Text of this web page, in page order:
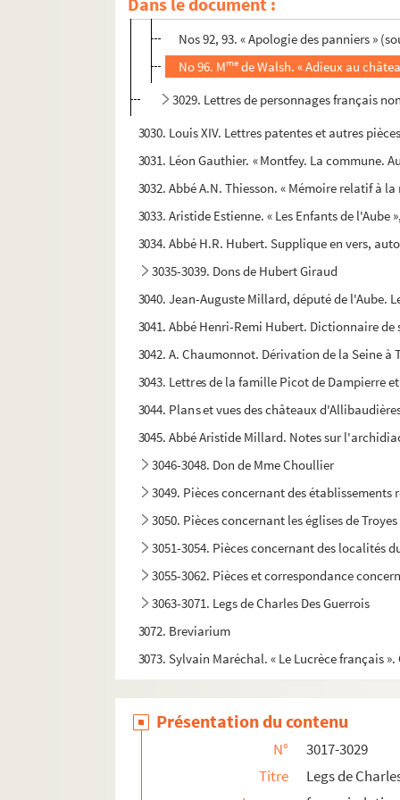
No 91. Pasquinade contre Henri IV et
Nos 92, 93. « Apologie des panniers »
No 96. Mme de Walsh. « Adieux au
3029. Lettres de personnages français
3030. Louis XIV. Lettres patentes et autres
3031. Léon Gauthier. « Montfey. La commune.
3032. Abbé A.N. Thiesson. « Mémoire relatif à
3033. Aristide Estienne. « Les Enfants de l'Aube
3034. Abbé H.R. Hubert. Supplique en vers,
3035-3039. Dons de Hubert Giraud
3040. Jean-Auguste Millard, député de l'Aube.
3041. Abbé Henri-Remi Hubert. Dictionnaire
3042. A. Chaumonnot. Dérivation de la Seine à
3043. Lettres de la famille Picot de Dampierre
3044. Plans et vues des châteaux
3045. Abbé Aristide Millard. Notes sur
3046-3048. Don de Mme Choullier
3049. Pièces concernant des établissements
3050. Pièces concernant les églises de
3051-3054. Pièces concernant des localités
3055-3062. Pièces et correspondance
3063-3071. Legs de Charles Des Guerrois
3072. Breviarium
3073. Sylvain Maréchal. « Le Lucrèce français ».
3075-3076. Documents concernant Jean-
3077. Edmond Bruwaert.La Vie et les œuvres
3078-3087. Legs d'Arsène Thévenot
Présentation du contenu
N°
3017-3029
Titre
Legs de